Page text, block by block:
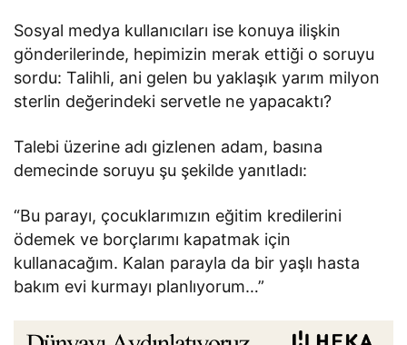
Sosyal medya kullanıcıları ise konuya ilişkin
gönderilerinde, hepimizin merak ettiği o soruyu
sordu: Talihli, ani gelen bu yaklaşık yarım milyon
sterlin değerindeki servetle ne yapacaktı?
Talebi üzerine adı gizlenen adam, basına
demecinde soruyu şu şekilde yanıtladı:
“Bu parayı, çocuklarımızın eğitim kredilerini
ödemek ve borçlarımı kapatmak için
kullanacağım. Kalan parayla da bir yaşlı hasta
bakım evi kurmayı planlıyorum…”